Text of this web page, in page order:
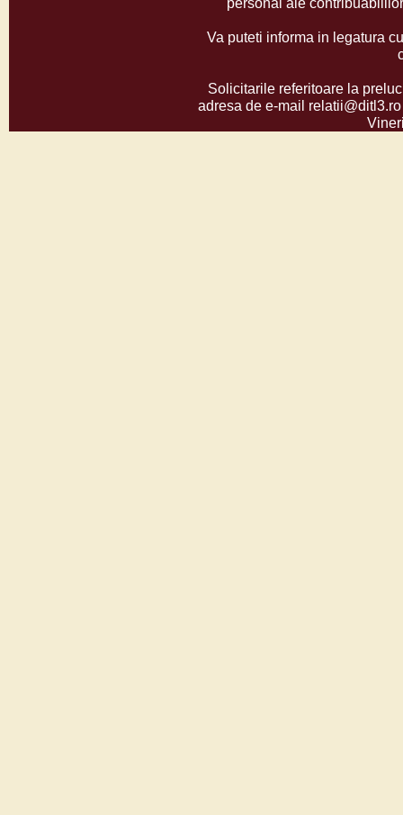
Va puteti informa in legatura
Solicitarile referitoare la
adresa de e-mail